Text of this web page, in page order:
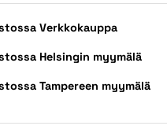
Verkkokauppa
Helsingin myymälä
Tampereen myymälä